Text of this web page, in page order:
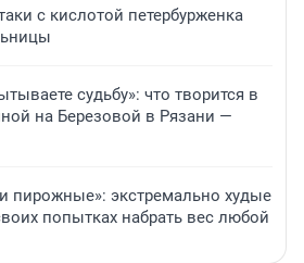
с кислотой петербурженка
судьбу»: что творится в
на Березовой в Рязани —
пирожные»: экстремально худые
попытках набрать вес любой